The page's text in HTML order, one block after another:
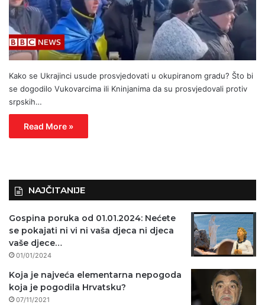
Kako se Ukrajinci usude prosvjedovati u okupiranom gradu? Što bi
se dogodilo Vukovarcima ili Kninjanima da su prosvjedovali protiv
srpskih…
Read More »
NAJČITANIJE
Gospina poruka od 01.01.2024: Nećete
se pokajati ni vi ni vaša djeca ni djeca
vaše djece…
01/01/2024
Koja je najveća elementarna nepogoda
koja je pogodila Hrvatsku?
07/11/2021